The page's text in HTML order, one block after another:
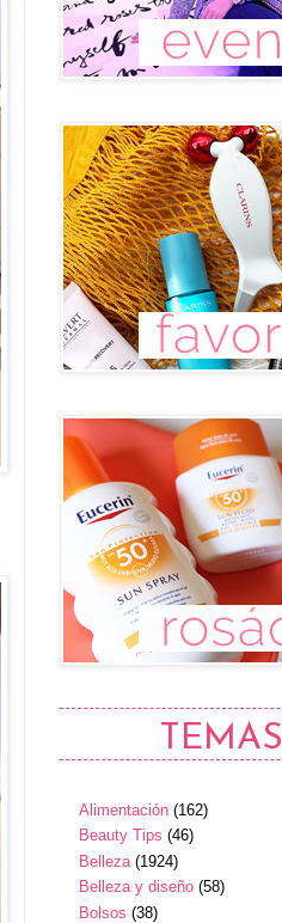
TEMAS
Alimentación (162)
Beauty Tips (46)
Belleza (1924)
Belleza y diseño (58)
Bolsos (38)